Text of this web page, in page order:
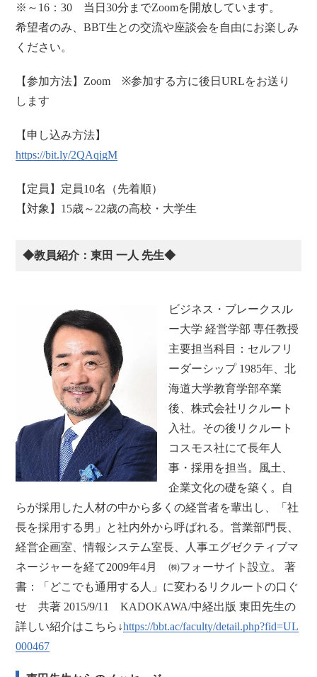
※～16：30 当日30分までZoomを開放しています。
希望者のみ、BBT生との交流や座談会を自由にお楽しみ
ください。
【参加方法】Zoom ※参加する方に後日URLをお送り
します
【申し込み方法】
https://bit.ly/2QAqjgM
【定員】定員10名（先着順）
【対象】15歳～22歳の高校・大学生
◆教員紹介：東田 一人 先生◆
ビジネス・ブレークスル
ー大学 経営学部 専任教授
主要担当科目：セルフリ
ーダーシップ 1985年、北
海道大学教育学部卒業
後、株式会社リクルート
入社。その後リクルート
コスモス社にて長年人
事・採用を担当。風土、
企業文化の礎を築く。自
らが採用した人材の中から多くの経営者を輩出し、「社
長を採用する男」と社内外から呼ばれる。営業部門長、
経営企画室、情報システム室長、人事エグゼクティブマ
ネージャーを経て2009年4月 ㈱フォーサイト設立。 著
書：「どこでも通用する人」に変わるリクルートの口ぐ
せ 共著 2015/9/11 KADOKAWA/中経出版 東田先生の
詳しい紹介はこちら↓https://bbt.ac/faculty/detail.php?fid=UL
000467